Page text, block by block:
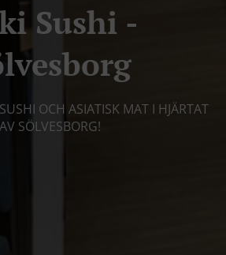
Sushi -
OCH ASIATISK MAT I HJÄRTAT
AV SÖLVESBORG!